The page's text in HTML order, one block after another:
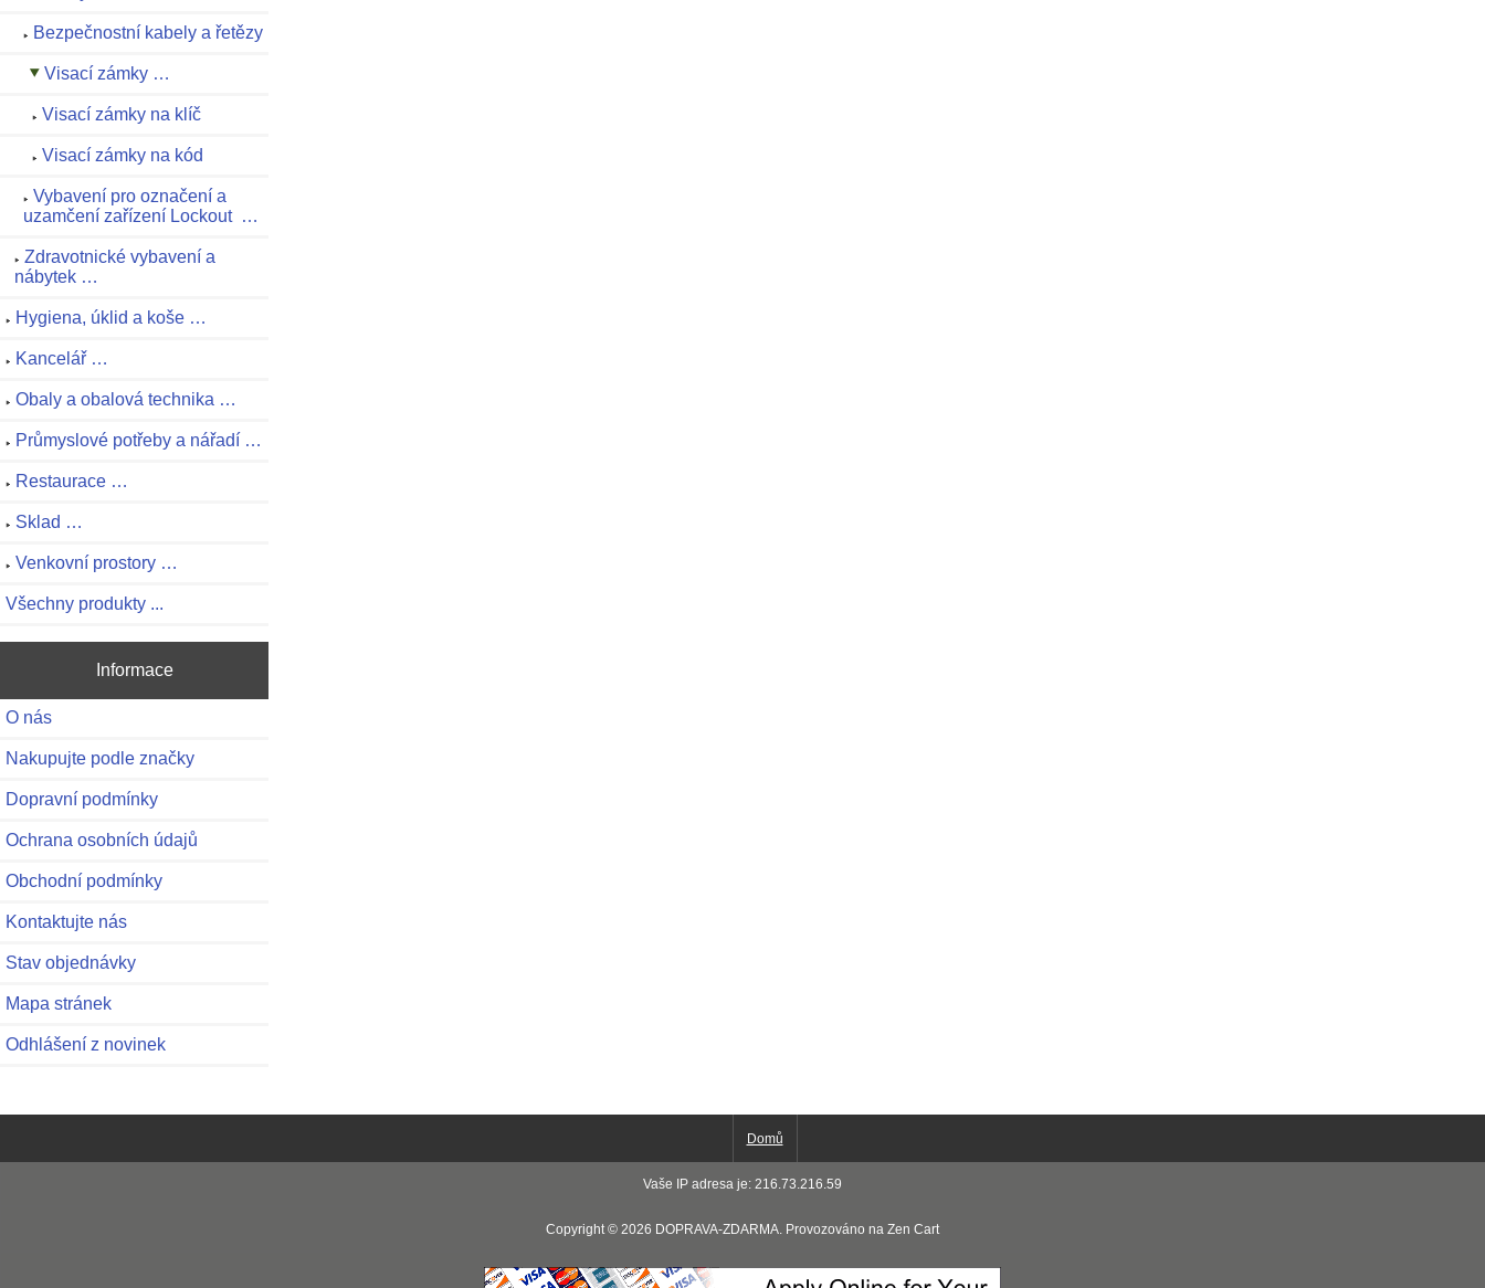
Bezpečnostní kabely a řetězy
Visací zámky …
Visací zámky na klíč
Visací zámky na kód
Vybavení pro označení a
uzamčení zařízení Lockout …
Zdravotnické vybavení a
nábytek …
Hygiena, úklid a koše …
Kancelář …
Obaly a obalová technika …
Průmyslové potřeby a nářadí …
Restaurace …
Sklad …
Venkovní prostory …
Všechny produkty ...
Informace
O nás
Nakupujte podle značky
Dopravní podmínky
Ochrana osobních údajů
Obchodní podmínky
Kontaktujte nás
Stav objednávky
Mapa stránek
Odhlášení z novinek
Domů
Vaše IP adresa je: 216.73.216.59
Copyright © 2026 DOPRAVA-ZDARMA . Provozováno na Zen Cart